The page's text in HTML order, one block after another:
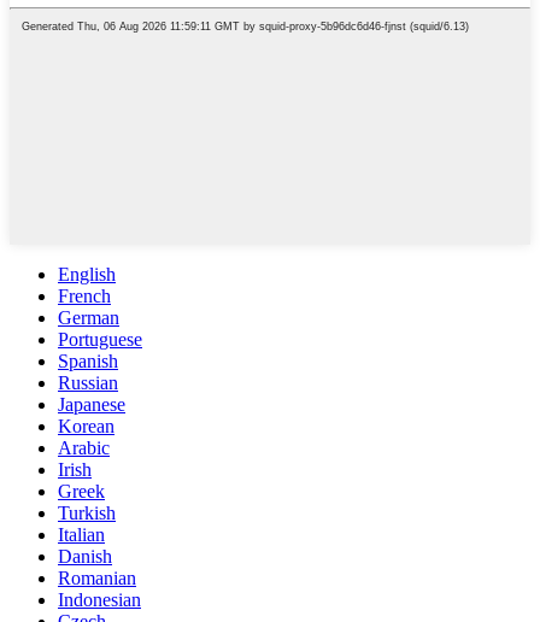
English
French
German
Portuguese
Spanish
Russian
Japanese
Korean
Arabic
Irish
Greek
Turkish
Italian
Danish
Romanian
Indonesian